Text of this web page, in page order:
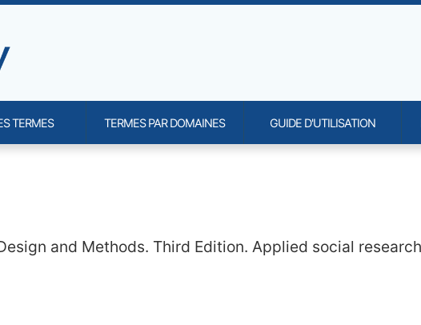
and content
and Methods. Third Edition. Applied social
etc.
TERMES TERMES PAR DOMAINES GUIDE D'UTILISATION